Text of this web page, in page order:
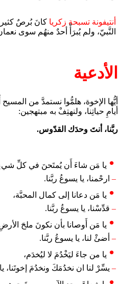
أنتيفونة تسبحة زكريا كانَ بُرصٌ
النَّبيّ، ولم يُبرَأْ أحدٌ منهُم سوى
الأدعية
أيُّها الإخوة، هلمُّوا نستمدَّ من
أيامِ حياتِنا، ولنهتِفْ به مبتهجين:
ربَّنا، أنتَ وحدَك القدّوس.
يا مَن شاءَ أَن يُمتَحنَ في كلِّ شيءٍ
– ارحْمنا، يا يسوعُ ربَّنا.
يا مَن دعانا إلى كمال المحبَّة،
– قدِّسْنا، يا يسوعُ ربَّنا.
يا مَن أَوصانا بأن نكونَ ملحَ الأرضِ
– أضئْ لنا، يا يسوعُ ربَّنا.
يا من جاءَ ليَخْدُمَ لا ليُخدَم،
– يسِّرْ لنا ان نخدُمَكَ ونخدُمَ إخوتَنا،